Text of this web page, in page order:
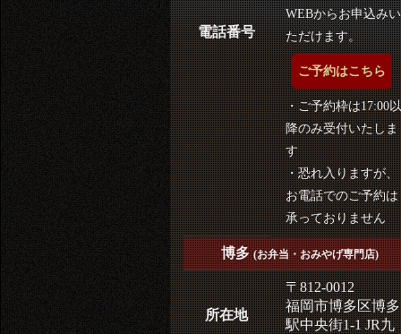
電話番号
WEBからお申込みい
ただけます。
ご予約はこちら
・ご予約枠は17:00以
降のみ受付いたしま
す
・恐れ入りますが、
お電話でのご予約は
承っておりません
博多(お弁当・おみやげ専門店)
所在地
〒812-0012
福岡市博多区博多
駅中央街1-1 JR九